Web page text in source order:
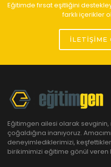
Eğitimde fırsat eşitliğini
farklı içerikler
İLETIŞIME
Eğitimgen ailesi olarak
çoğaldığına inanıyoruz.
deneyimlediklerimizi,
birikimimizi eğitime gönül veren